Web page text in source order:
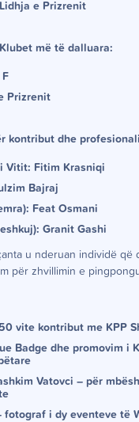
e Prizrenit
Klubet më të dalluara:
F
Prizrenit
kontribut dhe
Vitit: Fitim Krasniqi
Bajraj
Feat Osmani
Granit Gashi
u nderuan individë që
për zhvillimin e
vite kontribut me KPP
Badge dhe promovim i
Vatovci – për
fotograf i dy eventeve të